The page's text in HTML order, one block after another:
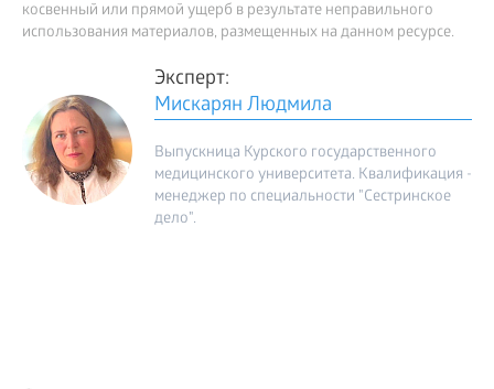
косвенный или прямой ущерб в результате неправильного
использования материалов, размещенных на данном ресурсе.
Эксперт:
Мискарян Людмила
Выпускница Курского государственного
медицинского университета. Квалификация -
менеджер по специальности "Сестринское
дело".